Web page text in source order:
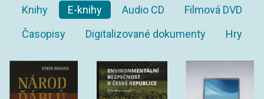
Knihy E-knihy Audio CD
Filmová DVD
Časopisy
Digitalizované dokumenty Hry